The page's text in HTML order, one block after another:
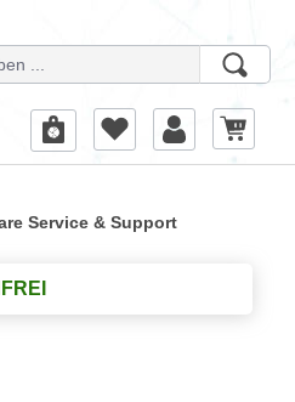
Service & Support